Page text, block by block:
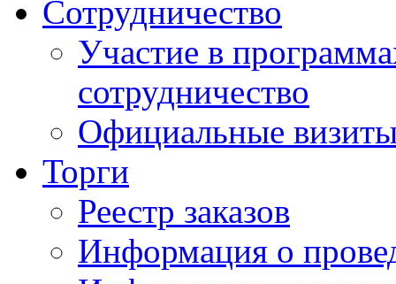
Сотрудничество
Участие в
сотрудничество
Официальные
Торги
Реестр заказов
Информация о